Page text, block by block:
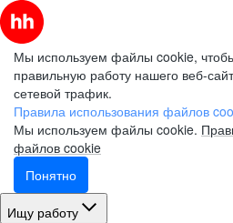
Мы используем файлы cookie,
правильную работу нашего веб-
сетевой трафик.
Правила использования файлов
Мы используем файлы cookie.
файлов cookie
Понятно
Ищу работу